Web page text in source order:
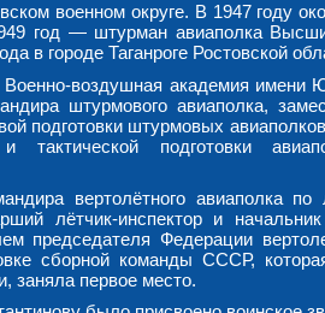
военном округе. В 1947 году
год — штурман авиаполка Высших
в городе Таганроге Ростовской
воздушная академия имени
штурмового авиаполка,
подготовки штурмовых
подготовки
вертолётного авиаполка по
лётчик-инспектор и
председателя Федерации
сборной команды СССР,
заняла первое место.